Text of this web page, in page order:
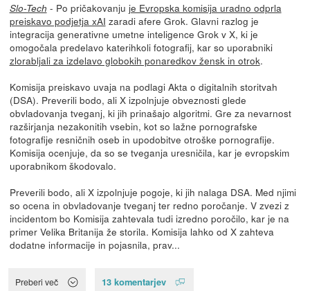
Slo-Tech - Po pričakovanju je Evropska komisija uradno odprla
preiskavo podjetja xAI zaradi afere Grok. Glavni razlog je
integracija generativne umetne inteligence Grok v X, ki je
omogočala predelavo katerihkoli fotografij, kar so uporabniki
zlorabljali za izdelavo globokih ponaredkov žensk in otrok.
Komisija preiskavo uvaja na podlagi Akta o digitalnih storitvah
(DSA). Preverili bodo, ali X izpolnjuje obveznosti glede
obvladovanja tveganj, ki jih prinašajo algoritmi. Gre za nevarnost
razširjanja nezakonitih vsebin, kot so lažne pornografske
fotografije resničnih oseb in upodobitve otroške pornografije.
Komisija ocenjuje, da so se tveganja uresničila, kar je evropskim
uporabnikom škodovalo.
Preverili bodo, ali X izpolnjuje pogoje, ki jih nalaga DSA. Med njimi
so ocena in obvladovanje tveganj ter redno poročanje. V zvezi z
incidentom bo Komisija zahtevala tudi izredno poročilo, kar je na
primer Velika Britanija že storila. Komisija lahko od X zahteva
dodatne informacije in pojasnila, prav...
Preberi več 13 komentarjev